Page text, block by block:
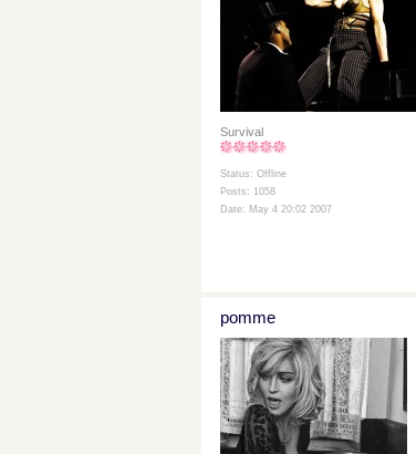
Survival
Status: Offline
Posts: 1058
Date: May 4 20:02 2007
pomme